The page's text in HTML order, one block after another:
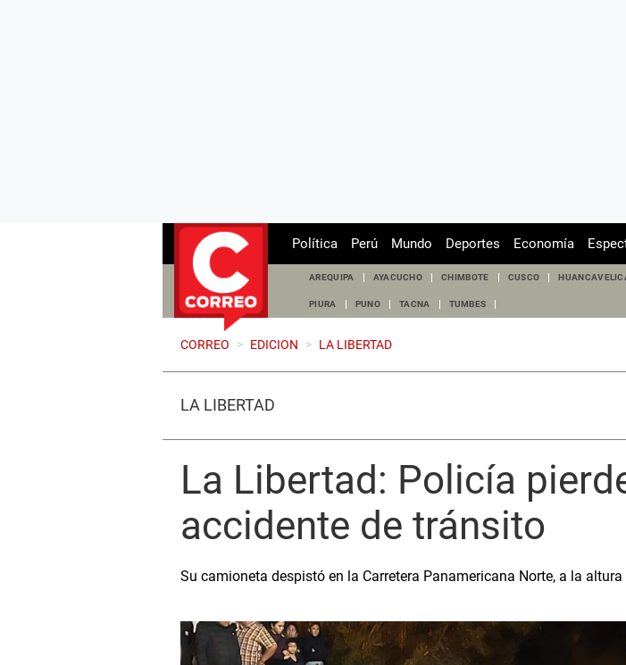
Política Perú Mundo Deportes Economía
AREQUIPA AYACUCHO CHIMBOTE CUSCO
PIURA PUNO TACNA TUMBES
CORREO > EDICION > LA LIBERTAD
LA LIBERTAD
La Libertad: Policía
accidente de tránsito
Su camioneta despistó en la Carretera Panamericana Norte, a la